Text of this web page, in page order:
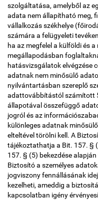
szolgáltatása, amelyből az
adata nem állapítható meg,
vállalkozás székhelye
számára a felügyeleti
ha az megfelel a külföldi és
megállapodásban
hatásvizsgálatok elvégzése
adatnak nem minősülő
nyilvántartásban szereplő
adattovábbítástól számított
állapotával összefüggő
jogról és az
különleges adatnak
elteltével törölni kell. A
tájékoztathatja a Bit. 157. §
157. § (5) bekezdése
Biztosító a személyes
jogviszony fennállásának
kezelheti, ameddig a
kapcsolatban igény